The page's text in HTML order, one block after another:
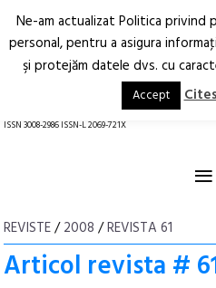
Arhitectură.
Oraș.
ISSN 3008-2986 ISSN-L 2069-721X
≡
REVISTE/2008 /REVISTA 61
Articol revista #
Ne-am actualizat Politica privind
personal, pentru a asigura
şi protejăm datele dvs. cu
Accept